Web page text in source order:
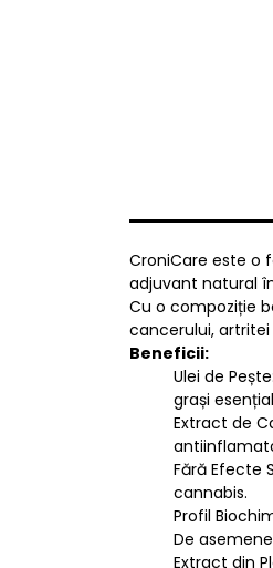
CroniCare este o
adjuvant natural
Cu o compoziție
cancerului,
Beneficii:
Ulei de
grași
Extract de
Fără Efecte
cannabis.
Profil
De
Extract din